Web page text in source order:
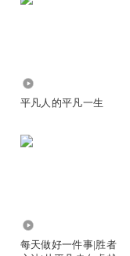
平凡人的平凡一生
每天做好一件事|胜者